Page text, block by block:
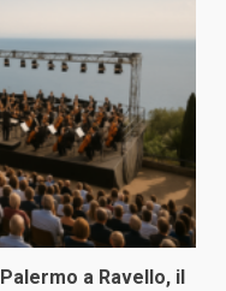
a Ravello, il